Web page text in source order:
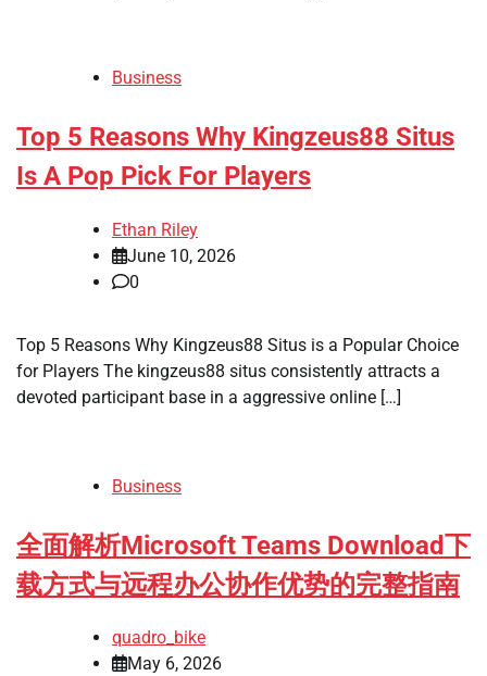
Business
Top 5 Reasons Why Kingzeus88 Situs
Is A Pop Pick For Players
Ethan Riley
June 10, 2026
0
Top 5 Reasons Why Kingzeus88 Situs is a Popular Choice
for Players The kingzeus88 situs consistently attracts a
devoted participant base in a aggressive online […]
Business
全面解析Microsoft Teams Download下
载方式与远程办公协作优势的完整指南
quadro_bike
May 6, 2026